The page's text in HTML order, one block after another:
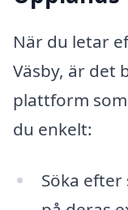
När du letar
Väsby, är det
plattform
du enkelt:
Söka